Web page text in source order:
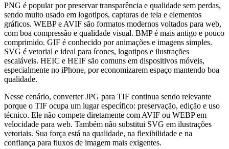
PNG é popular por preservar transparência e qualidade sem perdas,
sendo muito usado em logotipos, capturas de tela e elementos
gráficos. WEBP e AVIF são formatos modernos voltados para web,
com boa compressão e qualidade visual. BMP é mais antigo e pouco
comprimido. GIF é conhecido por animações e imagens simples.
SVG é vetorial e ideal para ícones, logotipos e ilustrações
escaláveis. HEIC e HEIF são comuns em dispositivos móveis,
especialmente no iPhone, por economizarem espaço mantendo boa
qualidade.
Nesse cenário, converter JPG para TIF continua sendo relevante
porque o TIF ocupa um lugar específico: preservação, edição e uso
técnico. Ele não compete diretamente com AVIF ou WEBP em
velocidade para web. Também não substitui SVG em ilustrações
vetoriais. Sua força está na qualidade, na flexibilidade e na
confiança para fluxos de imagem mais exigentes.